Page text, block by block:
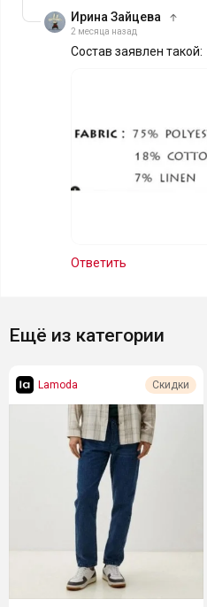
Ирина Зайцева
2 месяца назад
Состав заявлен такой:
Ответить
Ещё из категории
Lamoda Скидки